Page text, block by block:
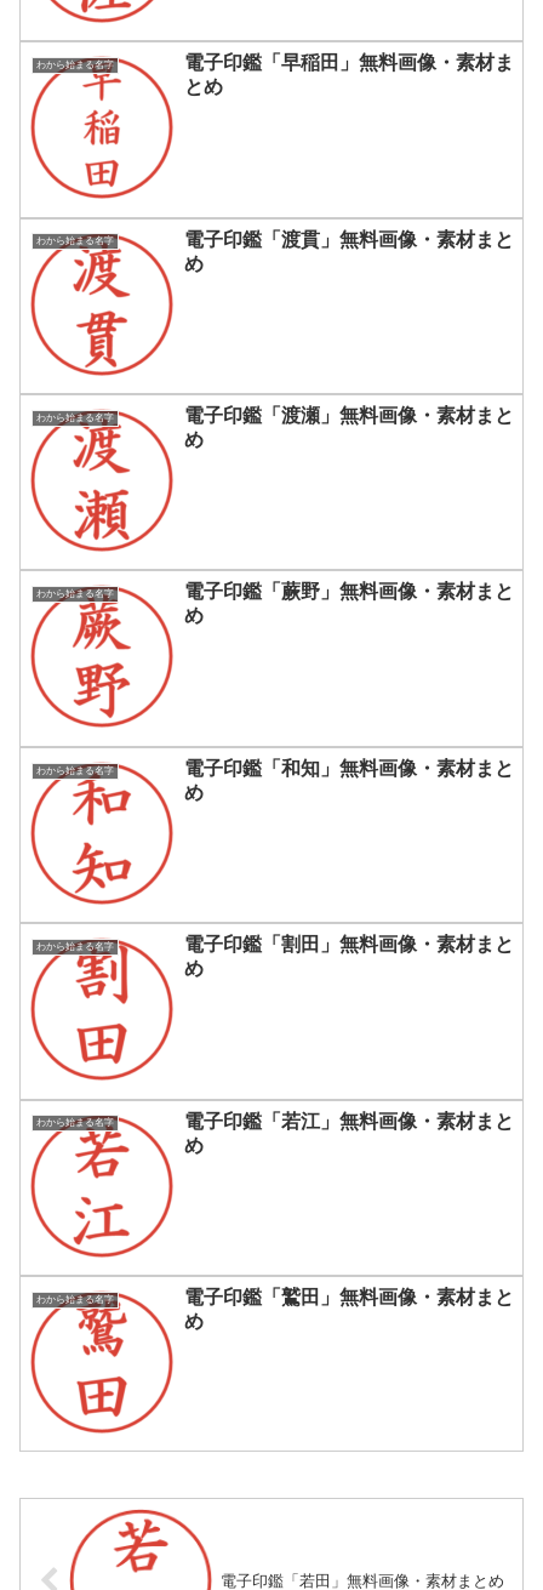
わから始まる名字
電子印鑑「早稲田」無料画像・素材ま
とめ
わから始まる名字
電子印鑑「渡貫」無料画像・素材まと
め
わから始まる名字
電子印鑑「渡瀬」無料画像・素材まと
め
わから始まる名字
電子印鑑「蕨野」無料画像・素材まと
め
わから始まる名字
電子印鑑「和知」無料画像・素材まと
め
わから始まる名字
電子印鑑「割田」無料画像・素材まと
め
わから始まる名字
電子印鑑「若江」無料画像・素材まと
め
わから始まる名字
電子印鑑「鷲田」無料画像・素材まと
め
電子印鑑「若田」無料画像・素材まとめ